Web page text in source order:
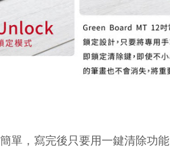
單，寫完後只要用一鍵清除功